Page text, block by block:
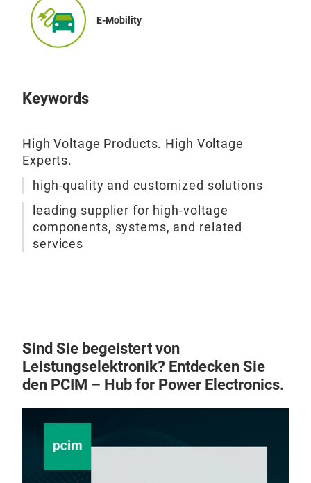
E-Mobility
Keywords
High Voltage Products. High Voltage
Experts.
high-quality and customized solutions
leading supplier for high-voltage
components, systems, and related
services
Sind Sie begeistert von
Leistungselektronik? Entdecken Sie
den PCIM – Hub for Power Electronics.